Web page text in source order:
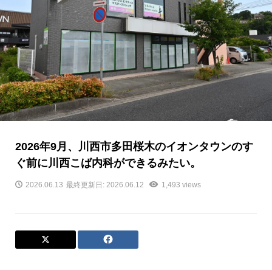
2026年9月、川西市多田桜木のイオンタウンのす
ぐ前に川西こば内科ができるみたい。
2026.06.13 最終更新日: 2026.06.12 1,493 views